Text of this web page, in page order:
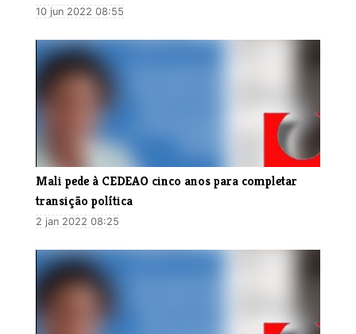
10 jun 2022 08:55
Mali pede à CEDEAO cinco anos para completar
transição política
2 jan 2022 08:25